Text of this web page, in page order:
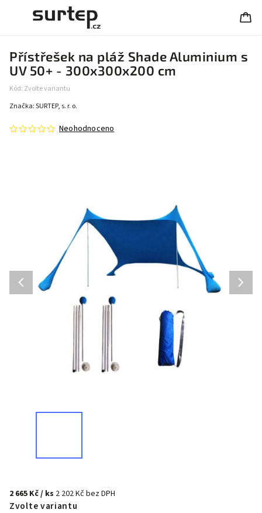
Přístřešek na pláž Shade Aluminium s
UV 50+ - 300x300x200 cm
Kód: Zvolte variantu
Neohodnoceno
Značka:SURTEP, s. r. o.
2 665 Kč/ ks 2 202 Kč bez DPH
Zvolte variantu